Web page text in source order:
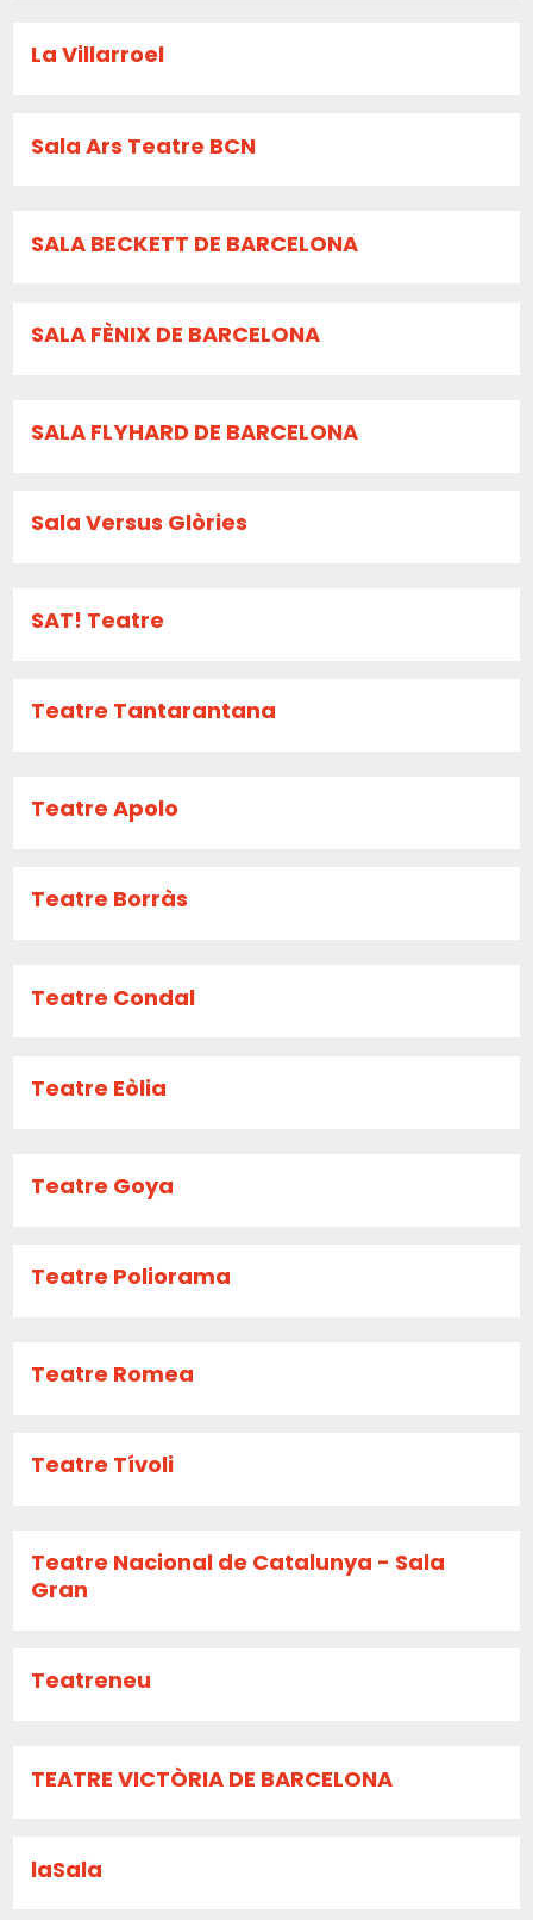
La Villarroel
Sala Ars Teatre BCN
SALA BECKETT DE BARCELONA
SALA FÈNIX DE BARCELONA
SALA FLYHARD DE BARCELONA
Sala Versus Glòries
SAT! Teatre
Teatre Tantarantana
Teatre Apolo
Teatre Borràs
Teatre Condal
Teatre Eòlia
Teatre Goya
Teatre Poliorama
Teatre Romea
Teatre Tívoli
Teatre Nacional de Catalunya - Sala
Gran
Teatreneu
TEATRE VICTÒRIA DE BARCELONA
laSala